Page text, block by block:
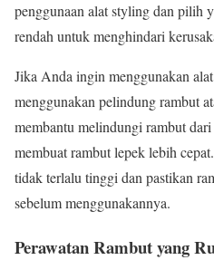
penggunaan alat styling dan pilih
rendah untuk menghindari
Jika Anda ingin menggunakan
menggunakan pelindung rambut
membantu melindungi rambut
membuat rambut lepek lebih
tidak terlalu tinggi dan pastikan
sebelum menggunakannya.
Perawatan Rambut yang